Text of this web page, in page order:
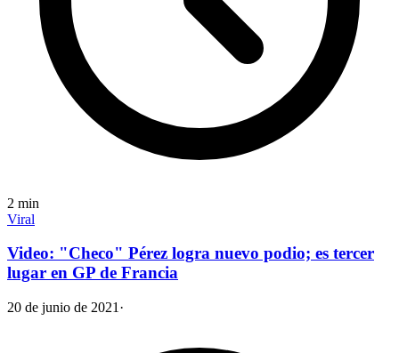
2 min
Viral
Video: "Checo" Pérez logra nuevo podio; es tercer
lugar en GP de Francia
20 de junio de 2021 ·